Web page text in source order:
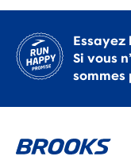
Si vous
sommes